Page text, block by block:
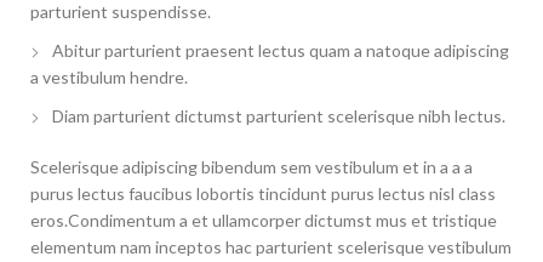
parturient suspendisse.
Abitur parturient praesent lectus quam a natoque adipiscing
a vestibulum hendre.
Diam parturient dictumst parturient scelerisque nibh lectus.
Scelerisque adipiscing bibendum sem vestibulum et in a a a
purus lectus faucibus lobortis tincidunt purus lectus nisl class
eros.Condimentum a et ullamcorper dictumst mus et tristique
elementum nam inceptos hac parturient scelerisque vestibulum